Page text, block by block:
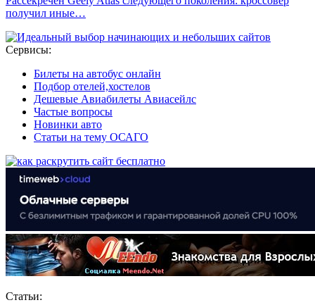
получил иные…
Сервисы:
Билеты на автобус онлайн
Подбор отелей,хостелов
Дешевые Авиабилеты Авиасейлс
Частые вопросы
Новинки авто
Статьи на тему ОСАГО
Статьи: